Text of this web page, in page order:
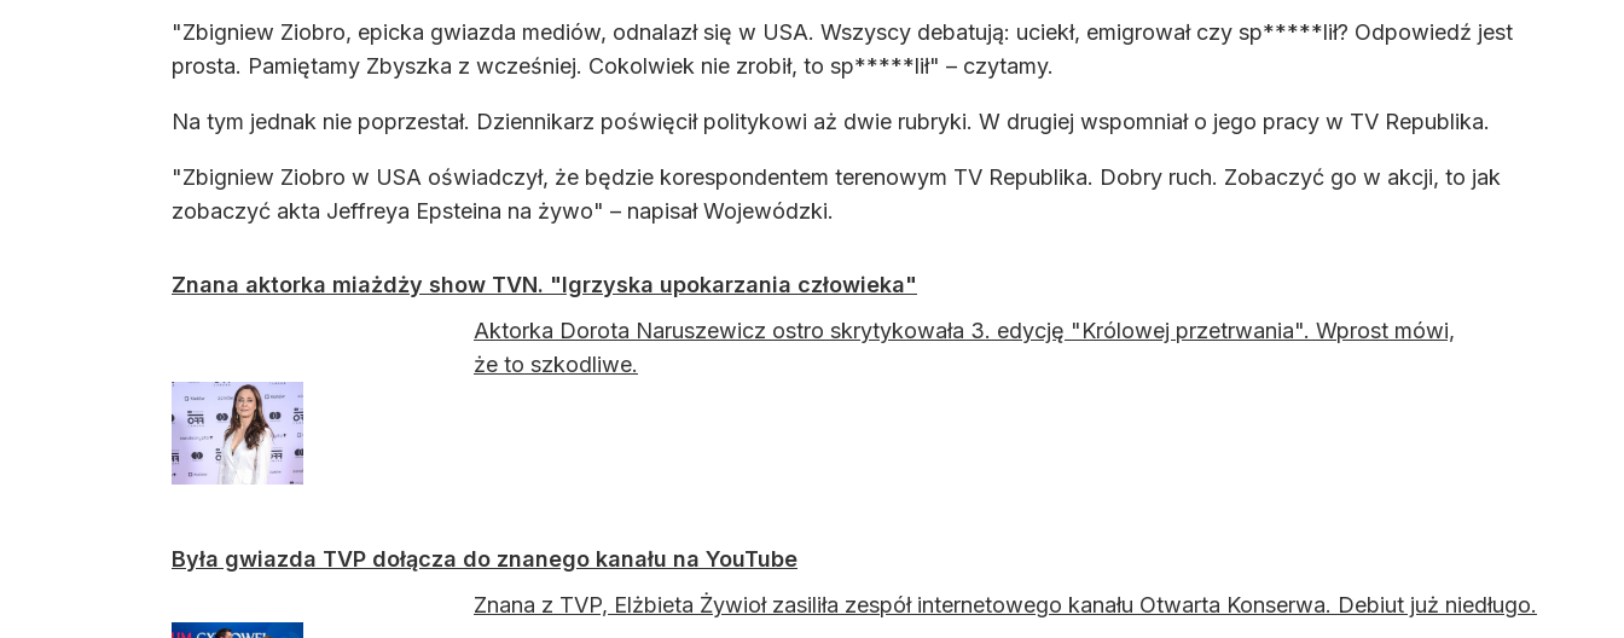
"Zbigniew Ziobro, epicka gwiazda mediów, odnalazł się w USA. Wszyscy debatują: uciekł, emigrował czy sp*****lił? Odpowiedź jest
prosta. Pamiętamy Zbyszka z wcześniej. Cokolwiek nie zrobił, to sp*****lił" – czytamy.
Na tym jednak nie poprzestał. Dziennikarz poświęcił politykowi aż dwie rubryki. W drugiej wspomniał o jego pracy w TV Republika.
"Zbigniew Ziobro w USA oświadczył, że będzie korespondentem terenowym TV Republika. Dobry ruch. Zobaczyć go w akcji, to jak
zobaczyć akta Jeffreya Epsteina na żywo" – napisał Wojewódzki.
Znana aktorka miażdży show TVN. "Igrzyska upokarzania człowieka"
Aktorka Dorota Naruszewicz ostro skrytykowała 3. edycję "Królowej przetrwania". Wprost mówi,
że to szkodliwe.
Była gwiazda TVP dołącza do znanego kanału na YouTube
Znana z TVP, Elżbieta Żywioł zasiliła zespół internetowego kanału Otwarta Konserwa. Debiut już niedługo.